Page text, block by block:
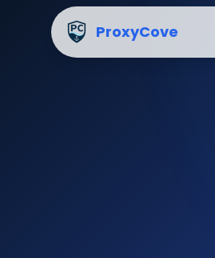
ProxyCove
ProxyCove的优势：为什么有超过